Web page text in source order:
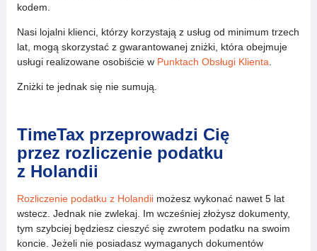
kodem.
Nasi lojalni klienci, którzy korzystają z usług od minimum trzech
lat, mogą skorzystać z gwarantowanej zniżki, która obejmuje
usługi realizowane osobiście w Punktach Obsługi Klienta
Zniżki te jednak się nie sumują.
TimeTax przeprowadzi Cię
przez rozliczenie podatku
z Holandii
Rozliczenie podatku z Holandiimożesz wykonać nawet 5 lat
wstecz. Jednak nie zwlekaj. Im wcześniej złożysz dokumenty,
tym szybciej będziesz cieszyć się zwrotem podatku na swoim
koncie. Jeżeli nie posiadasz wymaganych dokumentów